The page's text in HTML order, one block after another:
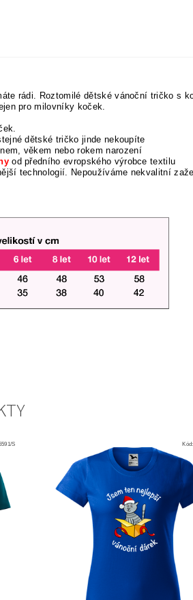
rádi. Roztomilé dětské vánoční tričko s
pro milovníky koček.
dětské tričko jinde nekoupíte
věkem nebo rokem narození
od předního evropského výrobce textilu
technologií. Nepoužíváme nekvalitní
S Kód: